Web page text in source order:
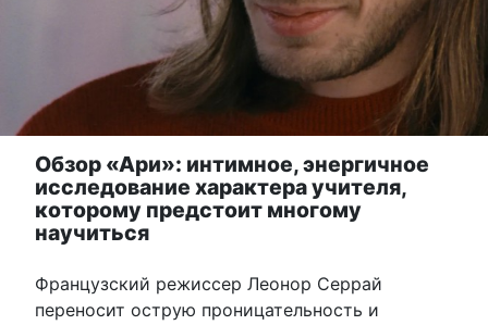
Обзор «Ари»: интимное, энергичное
исследование характера учителя,
которому предстоит многому
научиться
Французский режиссер Леонор Серрай
переносит острую проницательность и